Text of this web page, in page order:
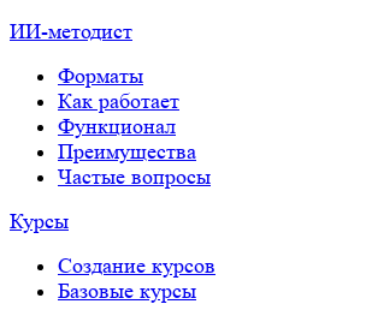
ИИ-методист
Форматы
Как работает
Функционал
Преимущества
Частые вопросы
Курсы
Создание курсов
Базовые курсы